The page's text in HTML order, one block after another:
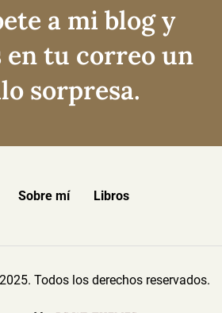
a mi blog y
tu correo un
sorpresa.
Sobre mí Libros
2025. Todos los derechos reservados.